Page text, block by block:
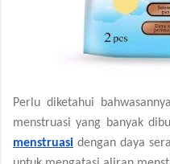
Perlu diketahui
menstruasi yang banyak
menstruasi dengan daya